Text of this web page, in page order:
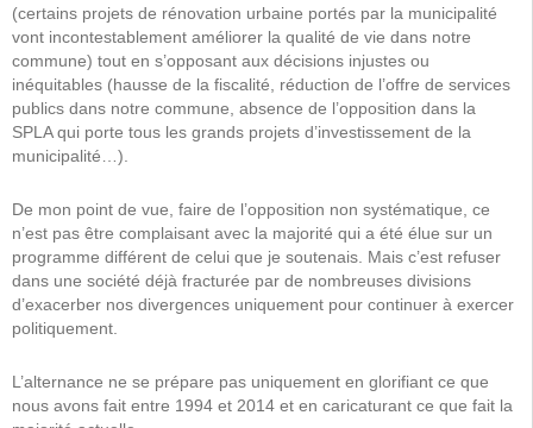
(certains projets de rénovation urbaine portés par la municipalité
vont incontestablement améliorer la qualité de vie dans notre
commune) tout en s’opposant aux décisions injustes ou
inéquitables (hausse de la fiscalité, réduction de l’offre de services
publics dans notre commune, absence de l’opposition dans la
SPLA qui porte tous les grands projets d’investissement de la
municipalité…).
De mon point de vue, faire de l’opposition non systématique, ce
n’est pas être complaisant avec la majorité qui a été élue sur un
programme différent de celui que je soutenais. Mais c’est refuser
dans une société déjà fracturée par de nombreuses divisions
d’exacerber nos divergences uniquement pour continuer à exercer
politiquement.
L’alternance ne se prépare pas uniquement en glorifiant ce que
nous avons fait entre 1994 et 2014 et en caricaturant ce que fait la